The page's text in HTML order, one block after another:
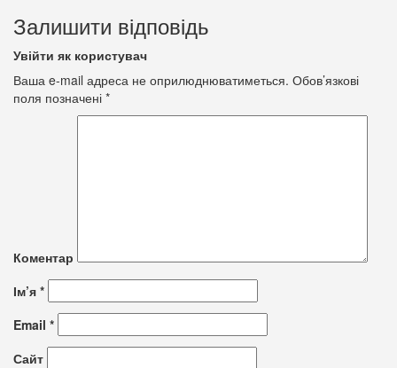
Залишити відповідь
Увійти як користувач
Ваша e-mail адреса не оприлюднюватиметься. Обов’язкові
поля позначені *
Коментар
Ім’я *
Email *
Сайт